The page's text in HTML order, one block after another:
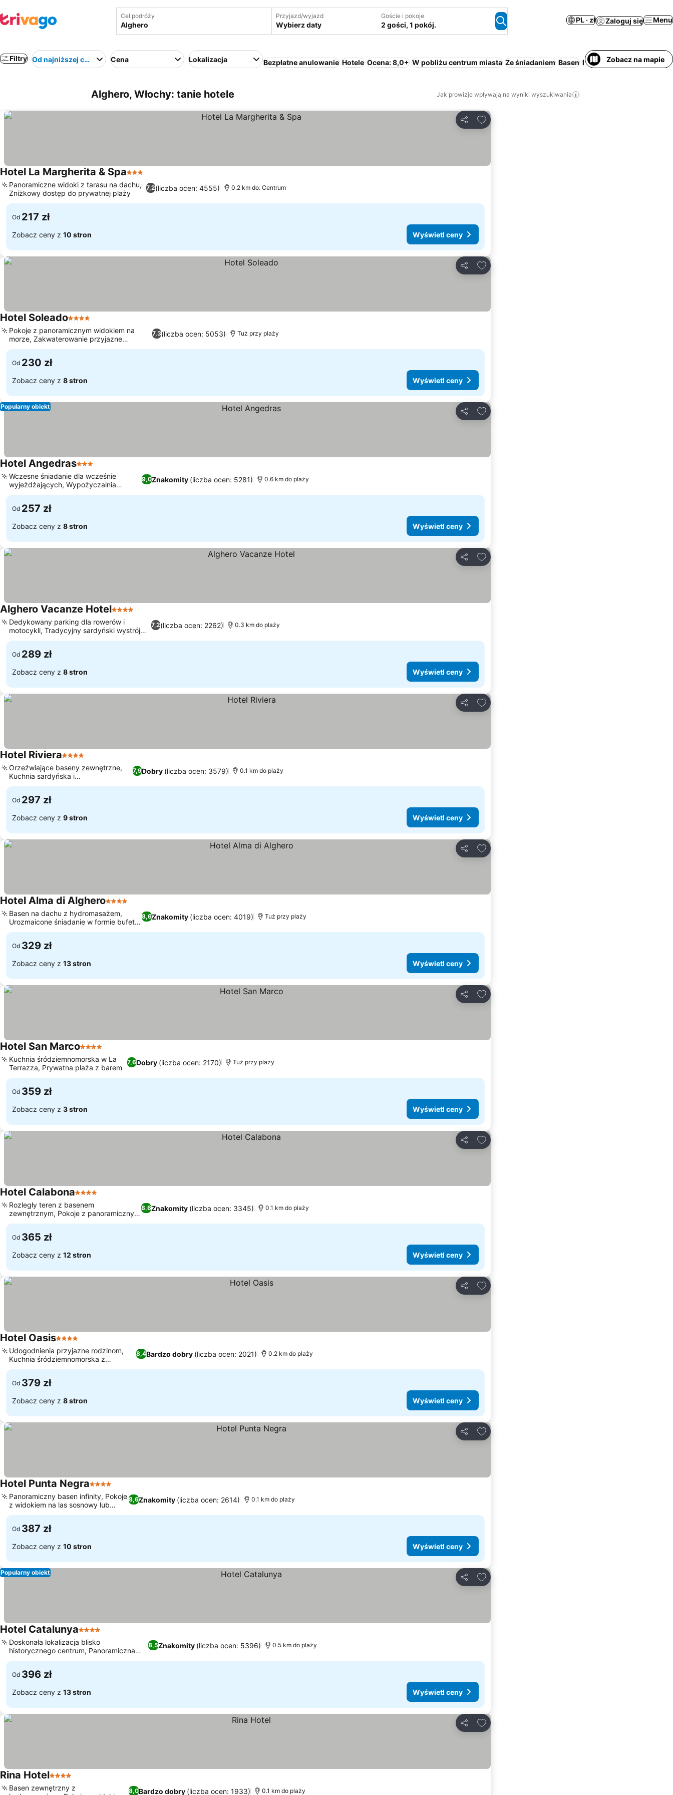
Cel podróży Przyjazd/wyjazd
Wybierz daty
Goście i pokoje
2 gości, 1 pokój.
PL · zł Zaloguj się Menu
Filtry Od najniższej ceny Cena Lokalizacja Bezpłatne anulowanie Hotele Ocena: 8,0+ W pobliżu centrum miasta Ze śniadaniem Basen Plaża Śniadanie i kolacja
Zobacz na mapie
Alghero, Włochy: tanie hotele Jak prowizje wpływają na wyniki wyszukiwania
Udostępnij
Dodaj do ulubionych
Hotel La Margherita & Spa3 Kategoria
7,2(liczba ocen: 4555)
Panoramiczne widoki z tarasu na dachu,
Zniżkowy dostęp do prywatnej plaży
0.2 km do: Centrum
Od 217 zł
Zobacz ceny z 10 stron Wyświetl ceny
Udostępnij
Dodaj do ulubionych
Hotel Soleado4 Kategoria
7,3(liczba ocen: 5053)
Pokoje z panoramicznym widokiem na
morze, Zakwaterowanie przyjazne
rodzinom
Tuż przy plaży
Od 230 zł
Zobacz ceny z 8 stron Wyświetl ceny
Udostępnij
Dodaj do ulubionych
Popularny obiekt
Hotel Angedras3 Kategoria
9,0Znakomity (liczba ocen: 5281)
Wczesne śniadanie dla wcześnie
wyjeżdżających, Wypożyczalnia
rowerów na miejscu
0.6 km do plaży
Od 257 zł
Zobacz ceny z 8 stron Wyświetl ceny
Udostępnij
Dodaj do ulubionych
Alghero Vacanze Hotel4 Kategoria
7,2(liczba ocen: 2262)
Dedykowany parking dla rowerów i
motocykli, Tradycyjny sardyński wystrój
pokoi
0.3 km do plaży
Od 289 zł
Zobacz ceny z 8 stron Wyświetl ceny
Udostępnij
Dodaj do ulubionych
Hotel Riviera4 Kategoria
7,9Dobry (liczba ocen: 3579)
Orzeźwiające baseny zewnętrzne,
Kuchnia sardyńska i
międzynarodowa
0.1 km do plaży
Od 297 zł
Zobacz ceny z 9 stron Wyświetl ceny
Udostępnij
Dodaj do ulubionych
Hotel Alma di Alghero4 Kategoria
8,6Znakomity (liczba ocen: 4019)
Basen na dachu z hydromasażem,
Urozmaicone śniadanie w formie bufetu
z widokiem
Tuż przy plaży
Od 329 zł
Zobacz ceny z 13 stron Wyświetl ceny
Udostępnij
Dodaj do ulubionych
Hotel San Marco4 Kategoria
7,6Dobry (liczba ocen: 2170)
Kuchnia śródziemnomorska w La
Terrazza, Prywatna plaża z barem
Tuż przy plaży
Od 359 zł
Zobacz ceny z 3 stron Wyświetl ceny
Udostępnij
Dodaj do ulubionych
Hotel Calabona4 Kategoria
8,6Znakomity (liczba ocen: 3345)
Rozległy teren z basenem
zewnętrznym, Pokoje z panoramicznym
widokiem na morze
0.1 km do plaży
Od 365 zł
Zobacz ceny z 12 stron Wyświetl ceny
Udostępnij
Dodaj do ulubionych
Hotel Oasis4 Kategoria
8,4Bardzo dobry (liczba ocen: 2021)
Udogodnienia przyjazne rodzinom,
Kuchnia śródziemnomorska z
widokiem na ogród
0.2 km do plaży
Od 379 zł
Zobacz ceny z 8 stron Wyświetl ceny
Udostępnij
Dodaj do ulubionych
Hotel Punta Negra4 Kategoria
8,6Znakomity (liczba ocen: 2614)
Panoramiczny basen infinity, Pokoje
z widokiem na las sosnowy lub
morze
0.1 km do plaży
Od 387 zł
Zobacz ceny z 10 stron Wyświetl ceny
Udostępnij
Dodaj do ulubionych
Popularny obiekt
Hotel Catalunya4 Kategoria
8,5Znakomity (liczba ocen: 5396)
Doskonała lokalizacja blisko
historycznego centrum, Panoramiczna
restauracja i bar na dachu
0.5 km do plaży
Od 396 zł
Zobacz ceny z 13 stron Wyświetl ceny
Udostępnij
Dodaj do ulubionych
Rina Hotel4 Kategoria
8,0Bardzo dobry (liczba ocen: 1933)
Basen zewnętrzny z
0.1 km do plaży